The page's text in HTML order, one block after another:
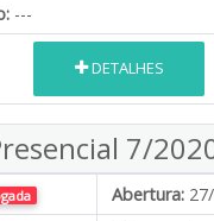
---
DETALHES
7/
Abertura: